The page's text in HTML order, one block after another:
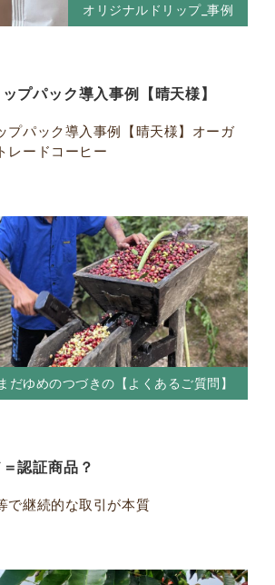
オリジナルドリップ_事例
プパック導入事例【晴天様】
プパック導入事例【晴天様】オーガ
レードコーヒー
まだゆめのつづきの【よくあるご質問】
認証商品？
で継続的な取引が本質